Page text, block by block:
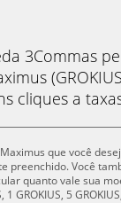
3Commas
cliques a
que você
preenchido. Você
quanto vale sua
1 GROKIUS, 5